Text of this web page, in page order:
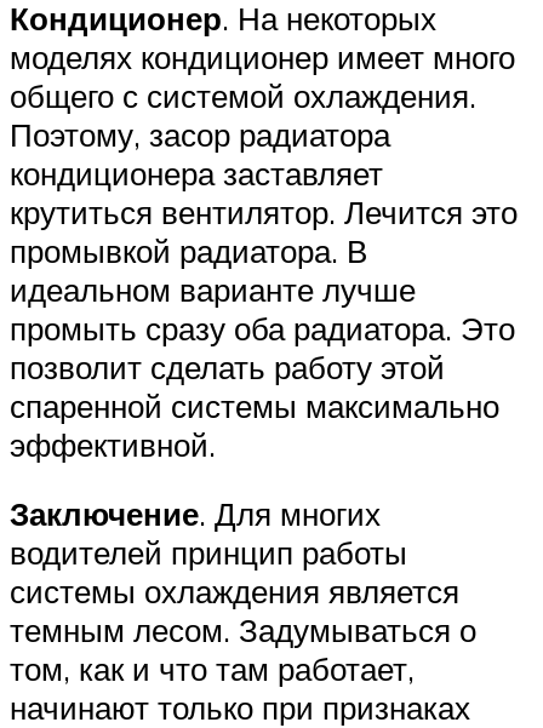
Кондиционер. На некоторых
моделях кондиционер имеет много
общего с системой охлаждения.
Поэтому, засор радиатора
кондиционера заставляет
крутиться вентилятор. Лечится это
промывкой радиатора. В
идеальном варианте лучше
промыть сразу оба радиатора. Это
позволит сделать работу этой
спаренной системы максимально
эффективной.
Заключение. Для многих
водителей принцип работы
системы охлаждения является
темным лесом. Задумываться о
том, как и что там работает,
начинают только при признаках